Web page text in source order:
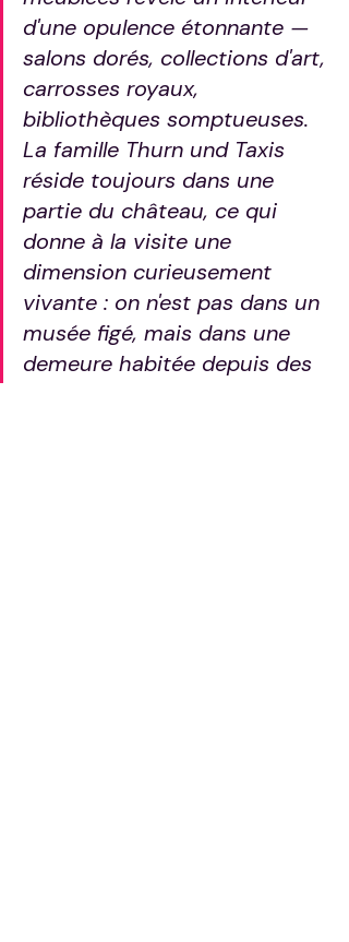
d'une opulence étonnante —
salons dorés, collections d'art,
carrosses royaux,
bibliothèques somptueuses.
La famille Thurn und Taxis
réside toujours dans une
partie du château, ce qui
donne à la visite une
dimension curieusement
vivante : on n'est pas dans un
musée figé, mais dans une
demeure habitée depuis des